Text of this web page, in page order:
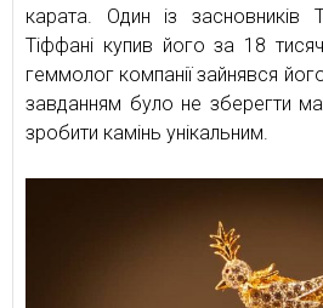
карата. Один із засновників
Тіффані купив його за 18
геммолог компанії зайнявся
завданням було не зберегти
зробити камінь унікальним.